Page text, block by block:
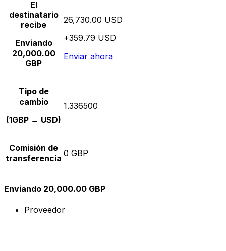
El
destinatario
recibe
Enviando
20,000.00
GBP
26,730.00 USD
+359.79 USD
Enviar ahora
Tipo de
cambio
(1GBP → USD)
1.336500
Comisión de
transferencia 0 GBP
Enviando 20,000.00 GBP
Proveedor